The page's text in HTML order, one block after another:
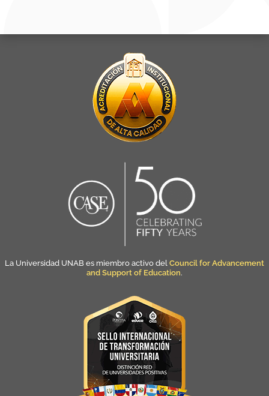
La Universidad UNAB es miembro activo del Council for Advancement
and Support of Education.